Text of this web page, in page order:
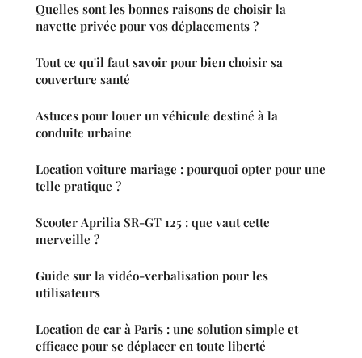
Quelles sont les bonnes raisons de choisir la
navette privée pour vos déplacements ?
Tout ce qu'il faut savoir pour bien choisir sa
couverture santé
Astuces pour louer un véhicule destiné à la
conduite urbaine
Location voiture mariage : pourquoi opter pour une
telle pratique ?
Scooter Aprilia SR-GT 125 : que vaut cette
merveille ?
Guide sur la vidéo-verbalisation pour les
utilisateurs
Location de car à Paris : une solution simple et
efficace pour se déplacer en toute liberté